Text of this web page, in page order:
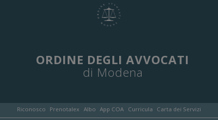
ORDINE DEGLI AVVOCATI
di Modena
Riconosco Prenotalex Albo App COA Curricula Carta dei Servizi